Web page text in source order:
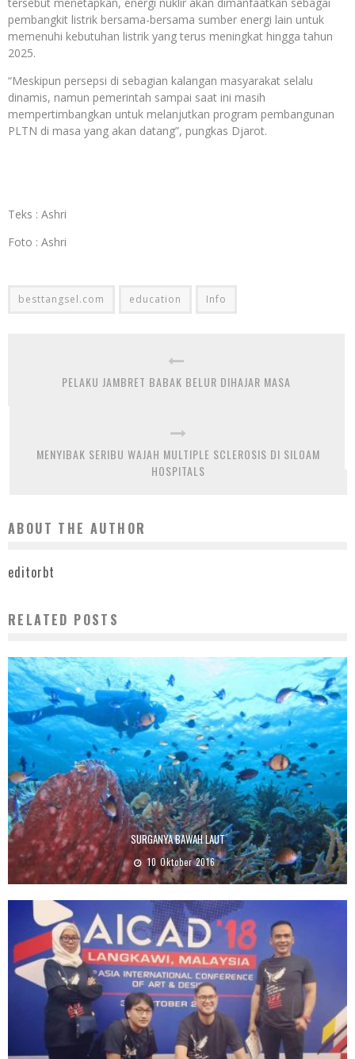
pembangkit listrik bersama-bersama sumber energi lain untuk
memenuhi kebutuhan listrik yang terus meningkat hingga tahun
2025.
“Meskipun persepsi di sebagian kalangan masyarakat selalu
dinamis, namun pemerintah sampai saat ini masih
mempertimbangkan untuk melanjutkan program pembangunan
PLTN di masa yang akan datang”, pungkas Djarot.
Teks : Ashri
Foto : Ashri
besttangsel.com education Info
PELAKU JAMBRET BABAK BELUR DIHAJAR MASA
MENYIBAK SERIBU WAJAH MULTIPLE SCLEROSIS DI SILOAM
HOSPITALS
ABOUT THE AUTHOR
editorbt
RELATED POSTS
SURGANYA BAWAH LAUT
10 Oktober 2016